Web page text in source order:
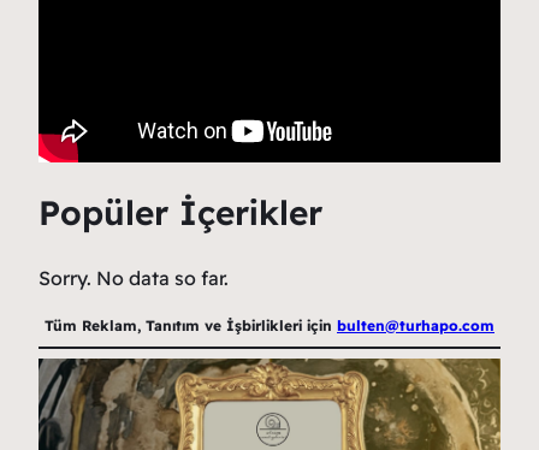
Popüler İçerikler
Sorry. No data so far.
Tüm Reklam, Tanıtım ve İşbirlikleri için bulten@turhapo.com